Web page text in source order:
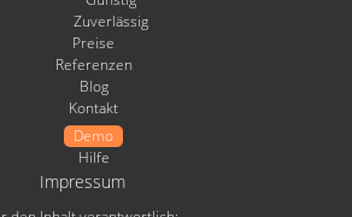
Zuverlässig
Preise
Referenzen
Blog
Kontakt
Demo
Hilfe
Impressum